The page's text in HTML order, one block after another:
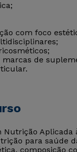
com foco
de
Nutrição
para saúde
composição